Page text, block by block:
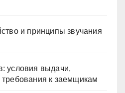
и принципы звучания
условия выдачи,
к заемщикам